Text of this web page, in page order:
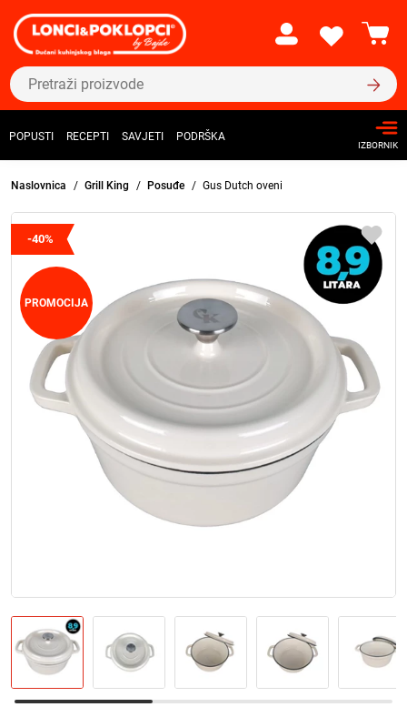
POPUSTI RECEPTI SAVJETI PODRŠKA
IZBORNIK
Naslovnica Grill King Posuđe Gus Dutch oveni
-40%
PROMOCIJA